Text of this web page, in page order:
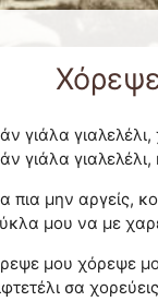
γιάλα
γιάλα
πια μην αργείς,
μου να με
μου χόρεψε
σα